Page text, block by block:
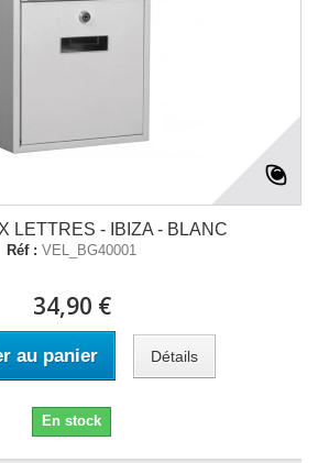
LETTRES - IBIZA - BLANC
Réf : VEL_BG40001
34,90 €
au panier Détails
En stock